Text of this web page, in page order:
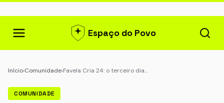
Espaço do Povo
Início›Comunidade›Favela Cria 24: o terceiro dia…
COMUNIDADE